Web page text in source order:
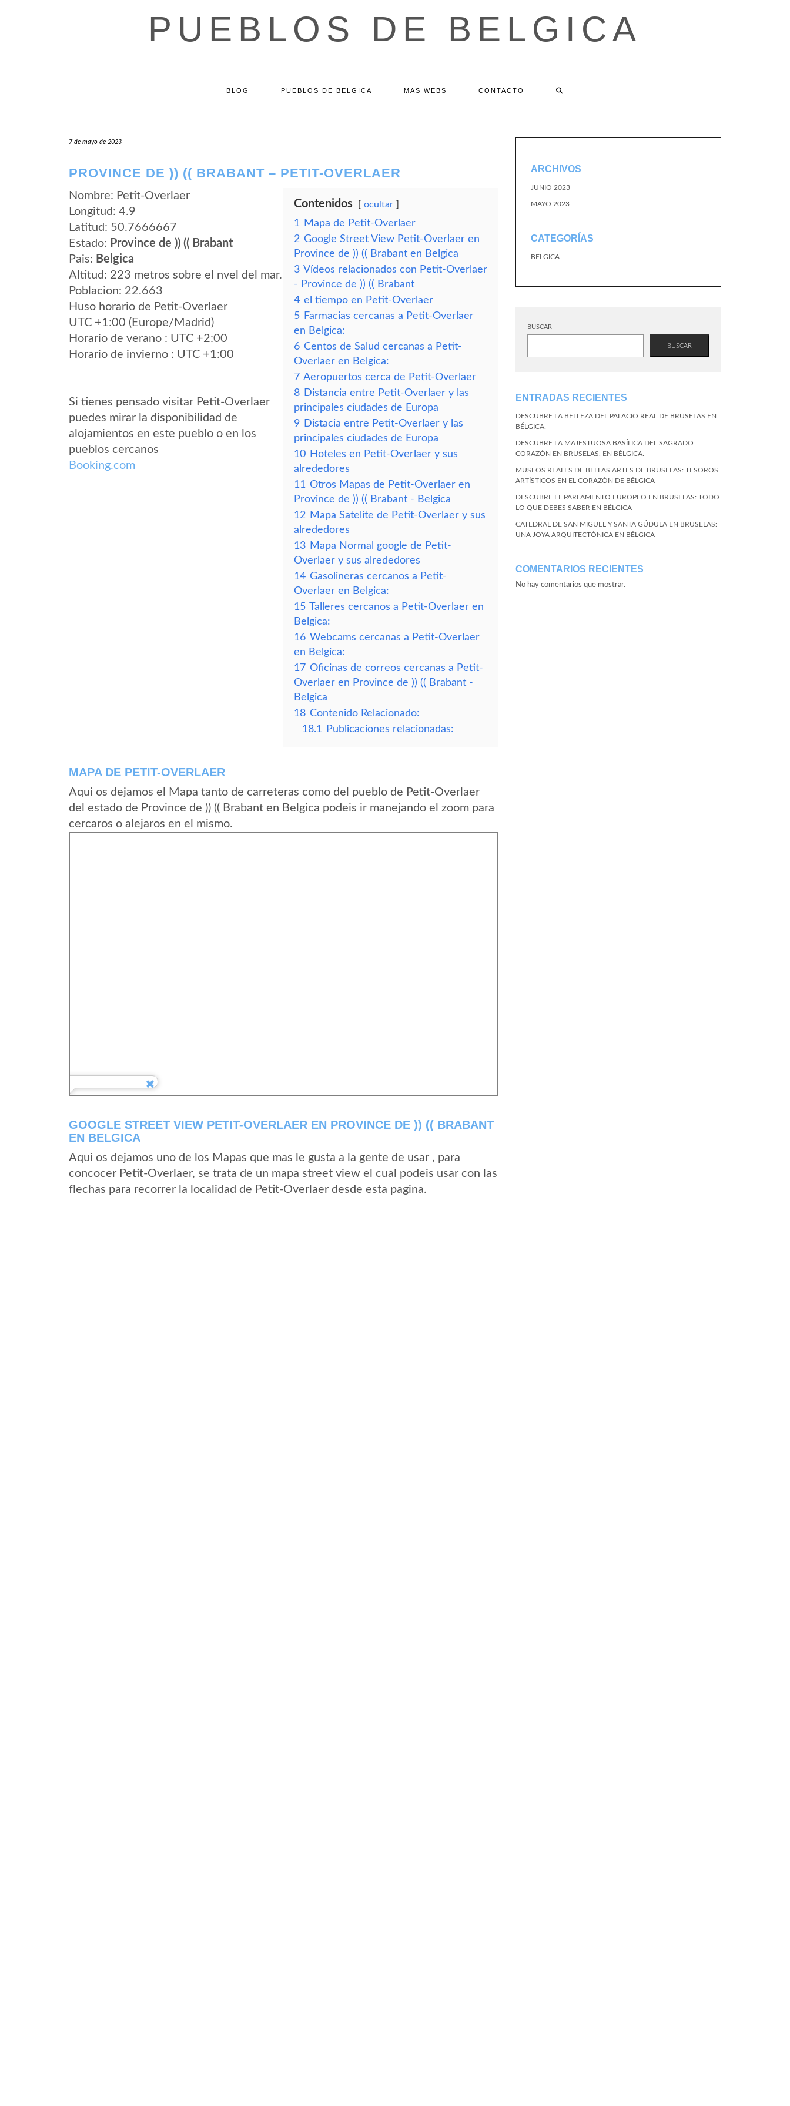
PUEBLOS DE BELGICA
BLOG PUEBLOS DE BELGICA MAS WEBS CONTACTO
7 de mayo de 2023
PROVINCE DE )) (( BRABANT – PETIT-OVERLAER
Nombre: Petit-Overlaer
Longitud: 4.9
Latitud: 50.7666667
Estado: Province de )) (( Brabant
Pais: Belgica
Altitud: 223 metros sobre el nvel del mar.
Poblacion: 22.663
Huso horario de Petit-Overlaer
UTC +1:00 (Europe/Madrid)
Horario de verano : UTC +2:00
Horario de invierno : UTC +1:00
Si tienes pensado visitar Petit-Overlaer
puedes mirar la disponibilidad de
alojamientos en este pueblo o en los
pueblos cercanos
Booking.com
Contenidos ocultar
1
Mapa de Petit-Overlaer
2 Google Street View Petit-Overlaer en
Province de )) (( Brabant en Belgica
3 Vídeos relacionados con Petit-Overlaer
- Province de )) (( Brabant
4 el tiempo en Petit-Overlaer
5 Farmacias cercanas a Petit-Overlaer
en Belgica:
6 Centos de Salud cercanas a Petit-
Overlaer en Belgica:
7 Aeropuertos cerca de Petit-Overlaer
8 Distancia entre Petit-Overlaer y las
principales ciudades de Europa
9 Distacia entre Petit-Overlaer y las
principales ciudades de Europa
10 Hoteles en Petit-Overlaer y sus
alrededores
11 Otros Mapas de Petit-Overlaer en
Province de )) (( Brabant - Belgica
12 Mapa Satelite de Petit-Overlaer y sus
alrededores
13 Mapa Normal google de Petit-
Overlaer y sus alrededores
14 Gasolineras cercanos a Petit-
Overlaer en Belgica:
15 Talleres cercanos a Petit-Overlaer en
Belgica:
16 Webcams cercanas a Petit-Overlaer
en Belgica:
17 Oficinas de correos cercanas a Petit-
Overlaer en Province de )) (( Brabant -
Belgica
18 Contenido Relacionado:
18.1
Publicaciones relacionadas:
MAPA DE PETIT-OVERLAER
Aqui os dejamos el Mapa tanto de carreteras como del pueblo de Petit-Overlaer
del estado de Province de )) (( Brabant en Belgica podeis ir manejando el zoom para
cercaros o alejaros en el mismo.
GOOGLE STREET VIEW PETIT-OVERLAER EN PROVINCE DE )) (( BRABANT
EN BELGICA
Aqui os dejamos uno de los Mapas que mas le gusta a la gente de usar , para
concocer Petit-Overlaer, se trata de un mapa street view el cual podeis usar con las
flechas para recorrer la localidad de Petit-Overlaer desde esta pagina.
ARCHIVOS
JUNIO 2023
MAYO 2023
CATEGORÍAS
BELGICA
BUSCAR
BUSCAR
ENTRADAS RECIENTES
DESCUBRE LA BELLEZA DEL PALACIO REAL DE BRUSELAS EN
BÉLGICA.
DESCUBRE LA MAJESTUOSA BASÍLICA DEL SAGRADO
CORAZÓN EN BRUSELAS, EN BÉLGICA.
MUSEOS REALES DE BELLAS ARTES DE BRUSELAS: TESOROS
ARTÍSTICOS EN EL CORAZÓN DE BÉLGICA
DESCUBRE EL PARLAMENTO EUROPEO EN BRUSELAS: TODO
LO QUE DEBES SABER EN BÉLGICA
CATEDRAL DE SAN MIGUEL Y SANTA GÚDULA EN BRUSELAS:
UNA JOYA ARQUITECTÓNICA EN BÉLGICA
COMENTARIOS RECIENTES
No hay comentarios que mostrar.